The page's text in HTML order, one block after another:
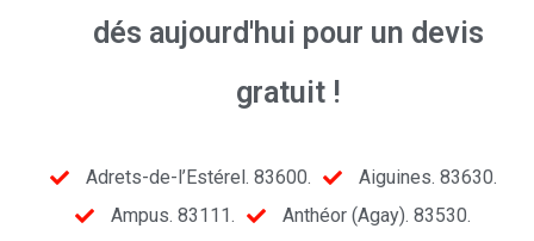
dés aujourd'hui pour un devis
gratuit !
Adrets-de-l’Estérel. 83600.
Aiguines. 83630.
Ampus. 83111.
Anthéor (Agay). 83530.